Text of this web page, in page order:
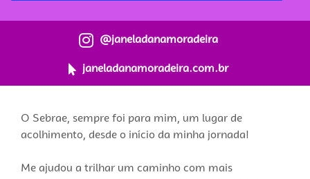
@janeladanamoradeira
janeladanamoradeira.com.br
O Sebrae, sempre foi para mim, um lugar de
acolhimento, desde o início da minha jornada!
Me ajudou a trilhar um caminho com mais